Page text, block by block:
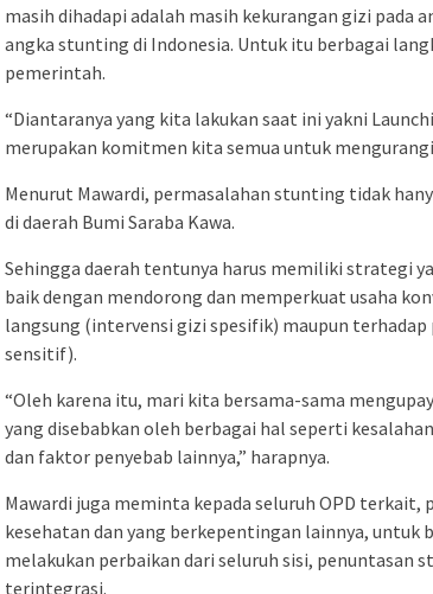
masih dihadapi adalah masih kekurangan gizi pada
angka stunting di Indonesia. Untuk itu berbagai
pemerintah.
“Diantaranya yang kita lakukan saat ini yakni
merupakan komitmen kita semua untuk
Menurut Mawardi, permasalahan stunting tidak
di daerah Bumi Saraba Kawa.
Sehingga daerah tentunya harus memiliki strategi
baik dengan mendorong dan memperkuat usaha
langsung (intervensi gizi spesifik) maupun
sensitif).
“Oleh karena itu, mari kita bersama-sama
yang disebabkan oleh berbagai hal seperti
dan faktor penyebab lainnya,” harapnya.
Mawardi juga meminta kepada seluruh OPD terkait,
kesehatan dan yang berkepentingan lainnya, untuk
melakukan perbaikan dari seluruh sisi,
terintegrasi.